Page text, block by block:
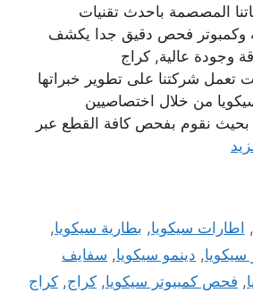
المصصمة باحدث تقنيات
وكمبوتر فحص دقيق جدا يكشف
وجودة عالية, كراج
تعمل شركتنا على تطوير خبراتها
من خلال اختصاصيين
نقوم بفحص كافة القطع عبر
, اطارات سيكويا, بطارية سيكويا,
سيكويا, دينمو سيكويا, سفايف
, فحص كمبيوتر سيكويا, كراج, كراج